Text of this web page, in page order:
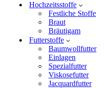
Hochzeitsstoffe
Festliche Stoffe
Braut
Bräutigam
Futterstoffe
Baumwollfutter
Einlagen
Spezialfutter
Viskosefutter
Jacquardfutter